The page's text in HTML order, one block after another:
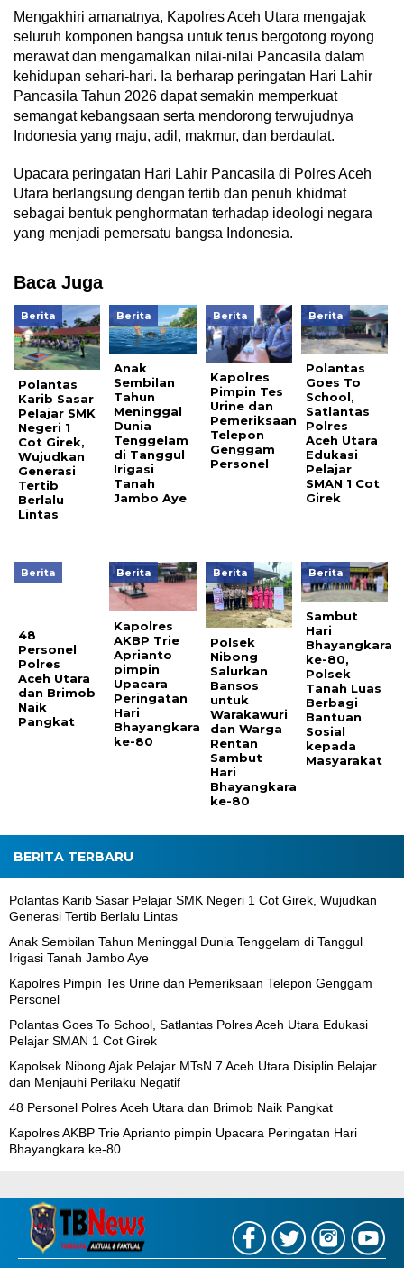
Mengakhiri amanatnya, Kapolres Aceh Utara mengajak
seluruh komponen bangsa untuk terus bergotong royong
merawat dan mengamalkan nilai-nilai Pancasila dalam
kehidupan sehari-hari. Ia berharap peringatan Hari Lahir
Pancasila Tahun 2026 dapat semakin memperkuat
semangat kebangsaan serta mendorong terwujudnya
Indonesia yang maju, adil, makmur, dan berdaulat.
Upacara peringatan Hari Lahir Pancasila di Polres Aceh
Utara berlangsung dengan tertib dan penuh khidmat
sebagai bentuk penghormatan terhadap ideologi negara
yang menjadi pemersatu bangsa Indonesia.
Baca Juga
Berita
Polantas
Karib Sasar
Pelajar SMK
Negeri 1
Cot Girek,
Wujudkan
Generasi
Tertib
Berlalu
Lintas
Berita
Anak
Sembilan
Tahun
Meninggal
Dunia
Tenggelam
di Tanggul
Irigasi
Tanah
Jambo Aye
Berita
Kapolres
Pimpin Tes
Urine dan
Pemeriksaan
Telepon
Genggam
Personel
Berita
Polantas
Goes To
School,
Satlantas
Polres
Aceh Utara
Edukasi
Pelajar
SMAN 1 Cot
Girek
Berita
48
Personel
Polres
Aceh Utara
dan Brimob
Naik
Pangkat
Berita
Kapolres
AKBP Trie
Aprianto
pimpin
Upacara
Peringatan
Hari
Bhayangkara
ke-80
Berita
Polsek
Nibong
Salurkan
Bansos
untuk
Warakawuri
dan Warga
Rentan
Sambut
Hari
Bhayangkara
ke-80
Berita
Sambut
Hari
Bhayangkara
ke-80,
Polsek
Tanah Luas
Berbagi
Bantuan
Sosial
kepada
Masyarakat
BERITA TERBARU
Polantas Karib Sasar Pelajar SMK Negeri 1 Cot Girek, Wujudkan
Generasi Tertib Berlalu Lintas
Anak Sembilan Tahun Meninggal Dunia Tenggelam di Tanggul
Irigasi Tanah Jambo Aye
Kapolres Pimpin Tes Urine dan Pemeriksaan Telepon Genggam
Personel
Polantas Goes To School, Satlantas Polres Aceh Utara Edukasi
Pelajar SMAN 1 Cot Girek
Kapolsek Nibong Ajak Pelajar MTsN 7 Aceh Utara Disiplin Belajar
dan Menjauhi Perilaku Negatif
48 Personel Polres Aceh Utara dan Brimob Naik Pangkat
Kapolres AKBP Trie Aprianto pimpin Upacara Peringatan Hari
Bhayangkara ke-80